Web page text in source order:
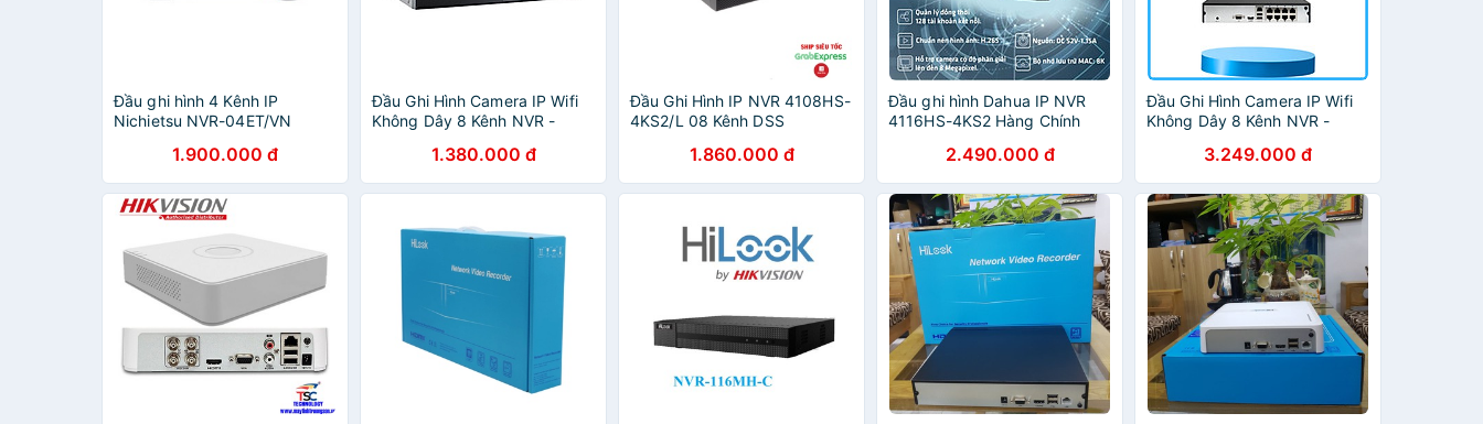
Đầu ghi hình 4 Kênh IP
Nichietsu NVR-04ET/VN
1.900.000 đ
Đầu Ghi Hình Camera IP Wifi
Không Dây 8 Kênh NVR -
Hàng Chính Hãng
1.380.000 đ
Đầu Ghi Hình IP NVR 4108HS-
4KS2/L 08 Kênh DSS
1.860.000 đ
Đầu ghi hình Dahua IP NVR
4116HS-4KS2 Hàng Chính
2.490.000 đ
Đầu Ghi Hình Camera IP Wifi
Không Dây 8 Kênh NVR -
- Hàng Chính Hãng
3.249.000 đ